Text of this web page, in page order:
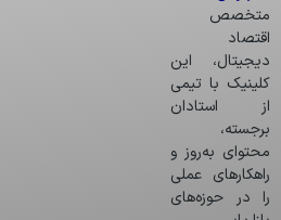
متخصص
اقتصاد
دیجیتال، این
کلینیک با تیمی
از استادان
برجسته،
محتوای به‌روز و
راهکارهای عملی
را در حوزه‌های